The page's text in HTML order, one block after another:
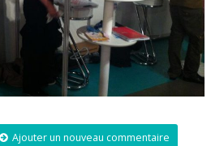
Ajouter un nouveau commentaire